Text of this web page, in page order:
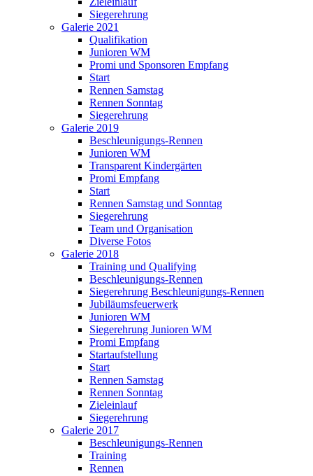
Siegerehrung
Galerie 2021
Qualifikation
Junioren WM
Promi und Sponsoren Empfang
Start
Rennen Samstag
Rennen Sonntag
Siegerehrung
Galerie 2019
Beschleunigungs-Rennen
Junioren WM
Transparent Kindergärten
Promi Empfang
Start
Rennen Samstag und Sonntag
Siegerehrung
Team und Organisation
Diverse Fotos
Galerie 2018
Training und Qualifying
Beschleunigungs-Rennen
Siegerehrung Beschleunigungs-Rennen
Jubiläumsfeuerwerk
Junioren WM
Siegerehrung Junioren WM
Promi Empfang
Startaufstellung
Start
Rennen Samstag
Rennen Sonntag
Zieleinlauf
Siegerehrung
Galerie 2017
Beschleunigungs-Rennen
Training
Rennen